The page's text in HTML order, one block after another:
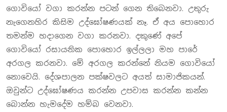
ගොවියෝ වගා කරන්න පටන් ගෙන තිබෙනවා. උතුරු
නැගෙනහිර කිසිම උද්ඝෝෂණයක් නෑ. ඒ අය පොහොර
තමන්ම හදාගෙන වගා කරනවා. දකුණේ අපේ
ගොවියෝ රසායනික පොහොර ඉල්ලලා මහ පාරේ
අරගල කරනවා. මේ අරගල කරන්නේ නියම ගොවියෝ
නොවෙයි. දේශපාලන පක්ෂවලට අයත් සාමාජිකයන්.
ඔවුන්ට උද්ඝෝෂණය කරන්න උපවාස කරන්න කන්න
බොන්න හැමදේම හම්බ වෙනවා.